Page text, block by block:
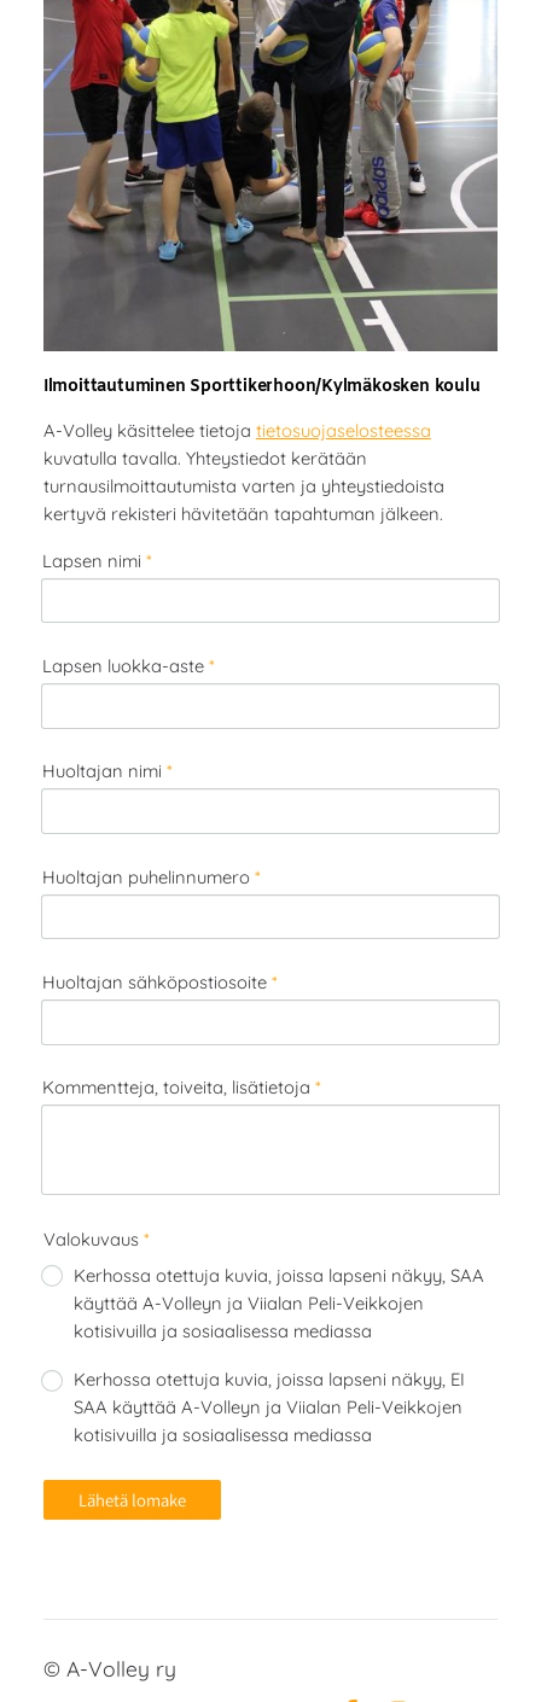
Ilmoittautuminen Sporttikerhoon/Kylmäkosken koulu
A-Volley käsittelee tietoja tietosuojaselosteessa
kuvatulla tavalla. Yhteystiedot kerätään
turnausilmoittautumista varten ja yhteystiedoista
kertyvä rekisteri hävitetään tapahtuman jälkeen.
Lapsen nimi *
Lapsen luokka-aste *
Huoltajan nimi *
Huoltajan puhelinnumero *
Huoltajan sähköpostiosoite *
Kommentteja, toiveita, lisätietoja *
Valokuvaus*
Kerhossa otettuja kuvia, joissa lapseni näkyy, SAA
käyttää A-Volleyn ja Viialan Peli-Veikkojen
kotisivuilla ja sosiaalisessa mediassa
Kerhossa otettuja kuvia, joissa lapseni näkyy, EI
SAA käyttää A-Volleyn ja Viialan Peli-Veikkojen
kotisivuilla ja sosiaalisessa mediassa
Lähetä lomake
© A-Volley ry